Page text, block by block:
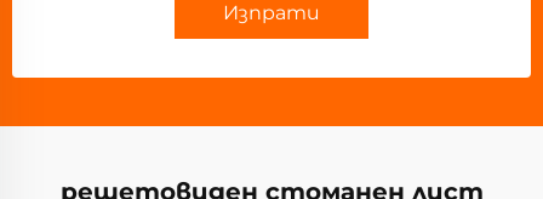
Изпрати
решетовиден стоманен лист